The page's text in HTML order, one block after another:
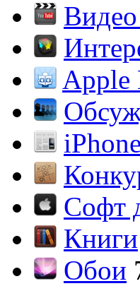
Apple
Софт
Книги
Обои